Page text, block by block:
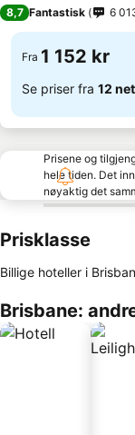
8,7 Fantastisk 6
Fra 1 152 kr
Se priser fra 12
Prisene og
hele tiden. Det
nøyaktig det
Prisklasse
Billige hoteller i
Brisbane: